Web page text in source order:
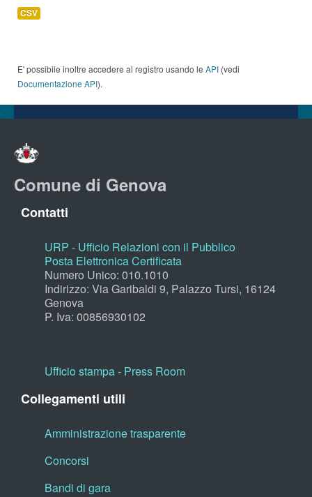
CSV
E' possibile inoltre accedere al registro usando le API (vedi
Documentazione API).
Comune di Genova
Contatti
URP - Ufficio Relazioni con il Pubblico
Posta Elettronica Certificata
Numero Unico: 010.1010
Indirizzo: Via Garibaldi 9, Palazzo Tursi, 16124
Genova
P. Iva: 00856930102
Ufficio stampa - Press Room
Collegamenti utili
Amministrazione trasparente
Concorsi
Bandi di gara